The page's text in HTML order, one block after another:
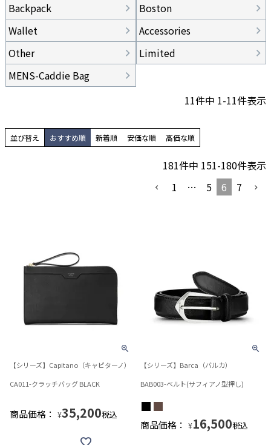
Backpack
Boston
Wallet
Accessories
Other
Limited
MENS-Caddie Bag
11件中 1-11件表示
並び替え おすすめ順 新着順 安価な順 高価な順
181件中 151-180件表示
1
… 5 6 7
【シリーズ】Capitano（キャピターノ）
CA011-クラッチバッグ BLACK
商品価格： ¥35,200税込
【シリーズ】Barca（バルカ）
BAB003-ベルト(サフィアノ型押し)
商品価格： ¥16,500税込